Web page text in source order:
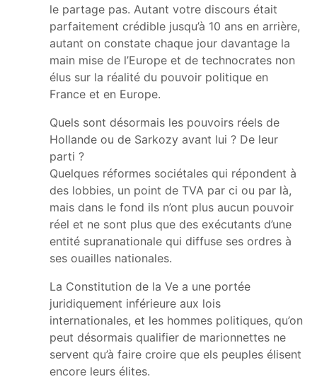
le partage pas. Autant votre discours était
parfaitement crédible jusqu’à 10 ans en arrière,
autant on constate chaque jour davantage la
main mise de l’Europe et de technocrates non
élus sur la réalité du pouvoir politique en
France et en Europe.
Quels sont désormais les pouvoirs réels de
Hollande ou de Sarkozy avant lui ? De leur
parti ?
Quelques réformes sociétales qui répondent à
des lobbies, un point de TVA par ci ou par là,
mais dans le fond ils n’ont plus aucun pouvoir
réel et ne sont plus que des exécutants d’une
entité supranationale qui diffuse ses ordres à
ses ouailles nationales.
La Constitution de la Ve a une portée
juridiquement inférieure aux lois
internationales, et les hommes politiques, qu’on
peut désormais qualifier de marionnettes ne
servent qu’à faire croire que els peuples élisent
encore leurs élites.